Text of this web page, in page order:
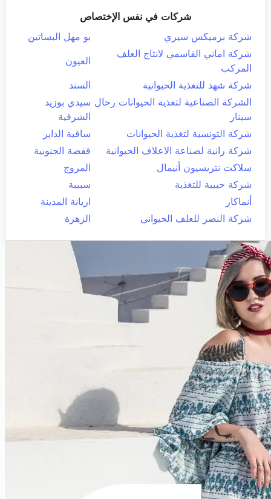
شركات في نفس الإختصاص
شركة برميكس سيري
بو مهل البساتين
شركة اماني القاسمي لانتاج العلف
المركب
العيون
شركة شهد للتغذية الحيوانية
السند
الشركة الصناعية لتغذية الحيوانات رحال
سينار
سيدي بوزيد
الشرقية
شركة التونسية لتغذية الحيوانات
ساقية الداير
شركة رانية لصناعة الاعلاف الحيوانية
قفصة الجنوبية
سلاكت نتريسيون أنيمال
المروج
شركة حبيبة للتغذية
سبيبة
أنماكار
اريانة المدينة
شركة النصر للعلف الحيواني
الزهرة